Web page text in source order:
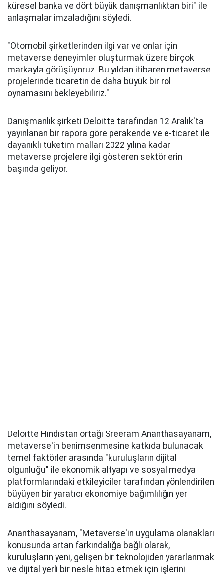
küresel banka ve dört büyük danışmanlıktan biri" ile
anlaşmalar imzaladığını söyledi.
"Otomobil şirketlerinden ilgi var ve onlar için
metaverse deneyimler oluşturmak üzere birçok
markayla görüşüyoruz. Bu yıldan itibaren metaverse
projelerinde ticaretin de daha büyük bir rol
oynamasını bekleyebiliriz."
Danışmanlık şirketi Deloitte tarafından 12 Aralık'ta
yayınlanan bir rapora göre perakende ve e-ticaret ile
dayanıklı tüketim malları 2022 yılına kadar
metaverse projelere ilgi gösteren sektörlerin
başında geliyor.
Deloitte Hindistan ortağı Sreeram Ananthasayanam,
metaverse'in benimsenmesine katkıda bulunacak
temel faktörler arasında "kuruluşların dijital
olgunluğu" ile ekonomik altyapı ve sosyal medya
platformlarındaki etkileyiciler tarafından yönlendirilen
büyüyen bir yaratıcı ekonomiye bağımlılığın yer
aldığını söyledi.
Ananthasayanam, "Metaverse'in uygulama olanakları
konusunda artan farkındalığa bağlı olarak,
kuruluşların yeni, gelişen bir teknolojiden yararlanmak
ve dijital yerli bir nesle hitap etmek için işlerini